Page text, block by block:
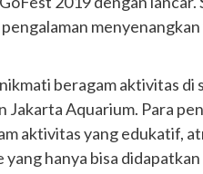
beragam aktivitas di
Jakarta Aquarium. Para
aktivitas yang edukatif,
hanya bisa didapatkan